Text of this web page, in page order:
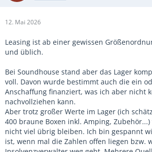
12. Mai 2026
Leasing ist ab einer gewissen
und üblich.
Bei Soundhouse stand aber das Lager
voll. Davon wurde bestimmt auch die ein
Anschaffung finanziert, was ich aber nicht
nachvollziehen kann.
Aber trotz großer Werte im Lager (ich
400 braune Boxen inkl. Amping,
nicht viel übrig bleiben. Ich bin gespannt
ist, wenn mal die Zahlen offen liegen bzw.